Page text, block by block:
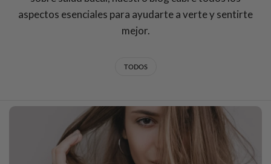
aspectos esenciales para ayudarte a verte y sentirte
mejor.
TODOS